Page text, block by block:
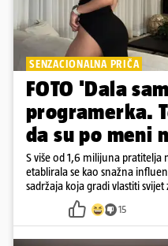
SENZACIONALNA PRIČA
FOTO 'Dala
programerka.
da su po meni
S više od 1,6 milijuna pratitelja
etablirala se kao snažna
sadržaja koja gradi vlastiti
pokazuje da online slava
15